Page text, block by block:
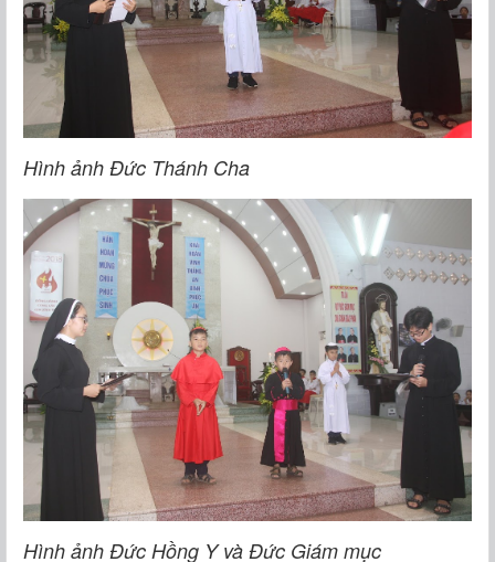
Hình ảnh Đức Thánh Cha
Hình ảnh Đức Hồng Y và Đức Giám mục